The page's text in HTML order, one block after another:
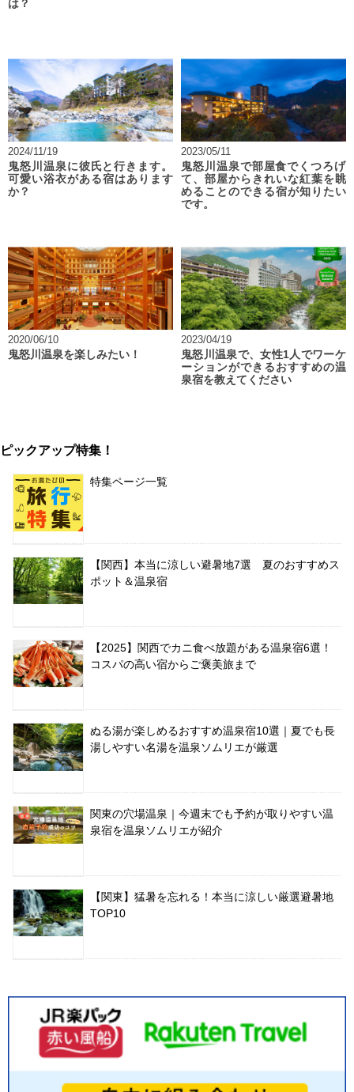
は？
2024/11/19
鬼怒川温泉に彼氏と行きます。
可愛い浴衣がある宿はあります
か？
2023/05/11
鬼怒川温泉で部屋食でくつろげ
て、部屋からきれいな紅葉を眺
めることのできる宿が知りたい
です。
2020/06/10
鬼怒川温泉を楽しみたい！
2023/04/19
鬼怒川温泉で、女性1人でワーケ
ーションができるおすすめの温
泉宿を教えてください
ピックアップ特集！
特集ページ一覧
【関西】本当に涼しい避暑地7選 夏のおすすめス
ポット＆温泉宿
【2025】関西でカニ食べ放題がある温泉宿6選！
コスパの高い宿からご褒美旅まで
ぬる湯が楽しめるおすすめ温泉宿10選｜夏でも長
湯しやすい名湯を温泉ソムリエが厳選
関東の穴場温泉｜今週末でも予約が取りやすい温
泉宿を温泉ソムリエが紹介
【関東】猛暑を忘れる！本当に涼しい厳選避暑地
TOP10